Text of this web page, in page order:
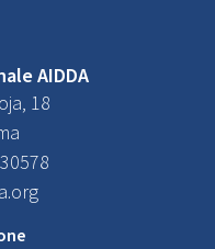
AIDDA
18